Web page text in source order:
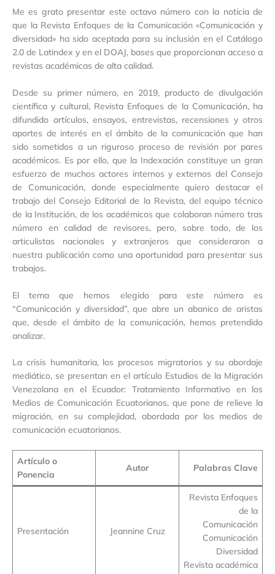
Me es grato presentar este octavo número con la noticia de
que la Revista Enfoques de la Comunicación «Comunicación y
diversidad» ha sido aceptada para su inclusión en el Catálogo
2.0 de Latindex y en el DOAJ, bases que proporcionan acceso a
revistas académicas de alta calidad.
Desde su primer número, en 2019, producto de divulgación
científica y cultural, Revista Enfoques de la Comunicación, ha
difundido artículos, ensayos, entrevistas, recensiones y otros
aportes de interés en el ámbito de la comunicación que han
sido sometidos a un riguroso proceso de revisión por pares
académicos. Es por ello, que la Indexación constituye un gran
esfuerzo de muchos actores internos y externos del Consejo
de Comunicación, donde especialmente quiero destacar el
trabajo del Consejo Editorial de la Revista, del equipo técnico
de la Institución, de los académicos que colaboran número tras
número en calidad de revisores, pero, sobre todo, de los
articulistas nacionales y extranjeros que consideraron a
nuestra publicación como una oportunidad para presentar sus
trabajos.
El tema que hemos elegido para este número es
“Comunicación y diversidad”, que abre un abanico de aristas
que, desde el ámbito de la comunicación, hemos pretendido
analizar.
La crisis humanitaria, los procesos migratorios y su abordaje
mediático, se presentan en el artículo Estudios de la Migración
Venezolana en el Ecuador: Tratamiento Informativo en los
Medios de Comunicación Ecuatorianos, que pone de relieve la
migración, en su complejidad, abordada por los medios de
comunicación ecuatorianos.
Artículo o
Ponencia
Autor Palabras Clave
Presentación Jeannine Cruz
Revista Enfoques
de la
Comunicación
Comunicación
Diversidad
Revista académica